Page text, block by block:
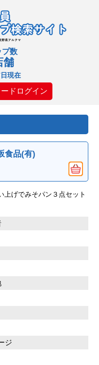
プ数
舗
現在
ドログイン
食品(有)
上げでみそパン３点セット
ジ